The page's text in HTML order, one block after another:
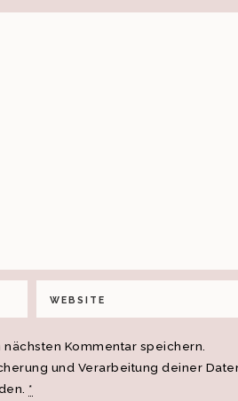
Kommentar speichern.
und Verarbeitung deiner
*